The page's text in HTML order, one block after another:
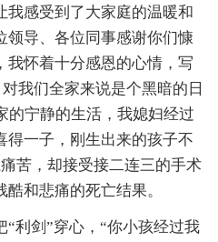
我感受到了大家庭的温暖和
领导、各位同事感谢你们慷
我怀着十分感恩的心情，写
我们全家来说是个黑暗的日
的宁静的生活，我媳妇经过
得一子，刚生出来的孩子不
苦，却接受接二连三的手术
和悲痛的死亡结果。
“利剑”穿心，“你小孩经过我